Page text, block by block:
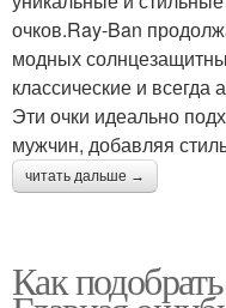
очков.Ray-Ban
модных
классические и
Эти очки идеально
мужчин, добавляя
читать дальше →
Как